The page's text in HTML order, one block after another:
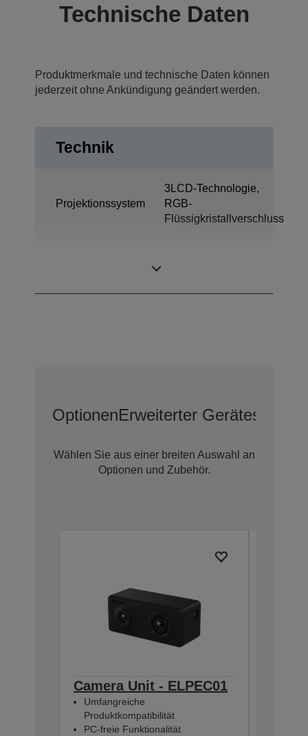
Technische Daten
Produktmerkmale und technische Daten können
jederzeit ohne Ankündigung geändert werden.
Technik
Projektionssystem
3LCD-Technologie,
RGB-
Flüssigkristallverschluss
OptionenErweiterter Geräteschutz
Wählen Sie aus einer breiten Auswahl an
Optionen und Zubehör.
Camera Unit - ELPEC01
Umfangreiche
Produktkompatibilität
PC-freie Funktionalität